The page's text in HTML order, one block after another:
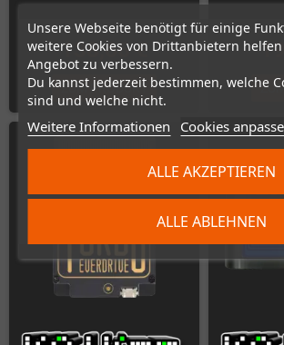
Unsere Webseite benötigt für einige
weitere Cookies von Drittanbietern
Angebot zu verbessern.
Du kannst jederzeit bestimmen, welche
sind und welche nicht.
Weitere Informationen Cookies
ALLE ABLEHNEN
ALLE AKZEPTIEREN
138,66 €
ZUM PRODUKT